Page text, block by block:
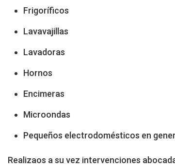
Frigoríficos
Lavavajillas
Lavadoras
Hornos
Encimeras
Microondas
Pequeños electrodomésticos en
Realizaos a su vez intervenciones